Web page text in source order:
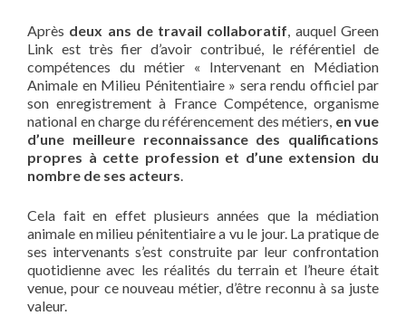
Après deux ans de travail collaboratif , auquel Green
Link est très fier d’avoir contribué, le référentiel de
compétences du métier « Intervenant en Médiation
Animale en Milieu Pénitentiaire » sera rendu officiel par
son enregistrement à France Compétence, organisme
national en charge du référencement des métiers, en vue
d’une meilleure reconnaissance des qualifications
propres à cette profession et d’une extension du
nombre de ses acteurs
Cela fait en effet plusieurs années que la médiation
animale en milieu pénitentiaire a vu le jour. La pratique de
ses intervenants s’est construite par leur confrontation
quotidienne avec les réalités du terrain et l’heure était
venue, pour ce nouveau métier, d’être reconnu à sa juste
valeur.